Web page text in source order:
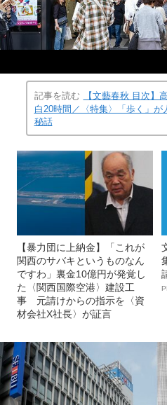
記事を読む
【文藝春秋 目次
白20時間／〈特集〉「歩く」が
秘話
【暴力団に上納金】「これが
関西のサバキというものなん
ですわ」裏金10億円が発覚し
た〈関西国際空港〉建設工
事 元請けからの指示を〈資
材会社X社長〉が証言